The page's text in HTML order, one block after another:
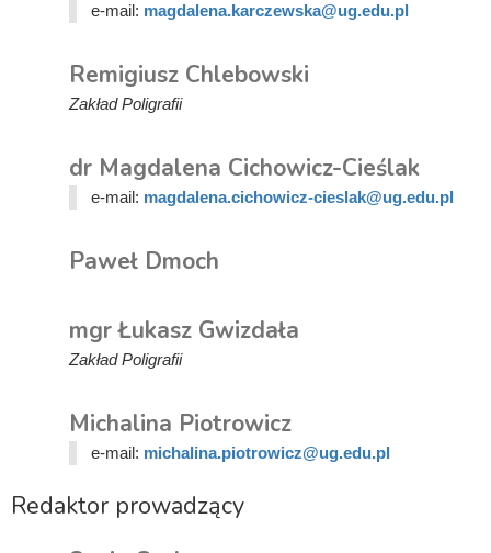
e-mail: magdalena.karczewska@ug.edu.pl
Remigiusz Chlebowski
Zakład Poligrafii
dr Magdalena Cichowicz-Cieślak
e-mail: magdalena.cichowicz-cieslak@ug.edu.pl
Paweł Dmoch
mgr Łukasz Gwizdała
Zakład Poligrafii
Michalina Piotrowicz
e-mail: michalina.piotrowicz@ug.edu.pl
Redaktor prowadzący